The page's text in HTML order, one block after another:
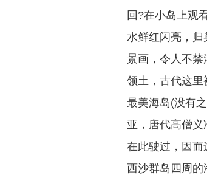
回?在小岛上观
水鲜红闪亮，
景画，令人不
领土，古代这里
最美海岛(没有
亚，唐代高僧
在此驶过，因而
西沙群岛四周的